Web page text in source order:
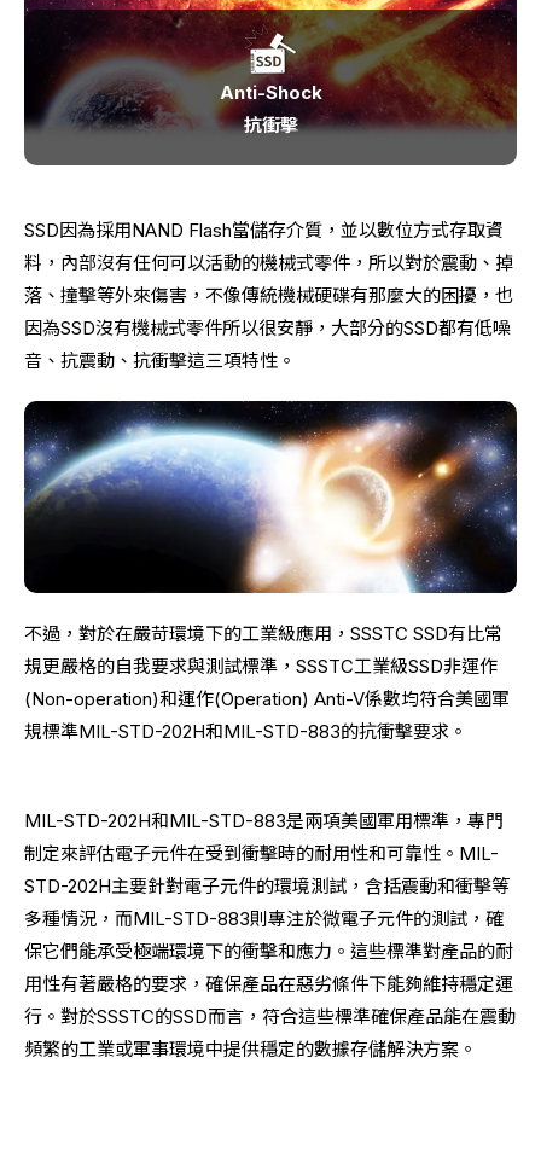
Anti-Shock
抗衝擊
SSD因為採用NAND Flash當儲存介質，並以數位方式存取資
料，內部沒有任何可以活動的機械式零件，所以對於震動、掉
落、撞擊等外來傷害，不像傳統機械硬碟有那麼大的困擾，也
因為SSD沒有機械式零件所以很安靜，大部分的SSD都有低噪
音、抗震動、抗衝擊這三項特性。
不過，對於在嚴苛環境下的工業級應用，SSSTC SSD有比常
規更嚴格的自我要求與測試標準，SSSTC工業級SSD非運作
(Non-operation)和運作(Operation) Anti-V係數均符合美國軍
規標準MIL-STD-202H和MIL-STD-883的抗衝擊要求。
MIL-STD-202H和MIL-STD-883是兩項美國軍用標準，專門
制定來評估電子元件在受到衝擊時的耐用性和可靠性。MIL-
STD-202H主要針對電子元件的環境測試，含括震動和衝擊等
多種情況，而MIL-STD-883則專注於微電子元件的測試，確
保它們能承受極端環境下的衝擊和應力。這些標準對產品的耐
用性有著嚴格的要求，確保產品在惡劣條件下能夠維持穩定運
行。對於SSSTC的SSD而言，符合這些標準確保產品能在震動
頻繁的工業或軍事環境中提供穩定的數據存儲解決方案。